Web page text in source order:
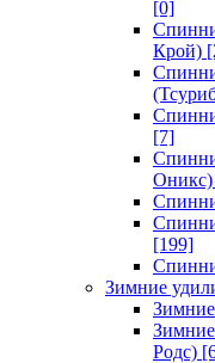
[0]
Крой)
[7]
Оникс)
[199]
Зимние
Родс)